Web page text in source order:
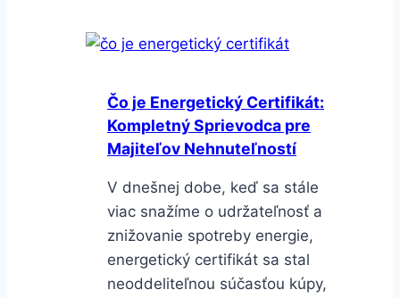
Čo je Energetický Certifikát:
Kompletný Sprievodca pre
Majiteľov Nehnuteľností
V dnešnej dobe, keď sa stále
viac snažíme o udržateľnosť a
znižovanie spotreby energie,
energetický certifikát sa stal
neoddeliteľnou súčasťou kúpy,